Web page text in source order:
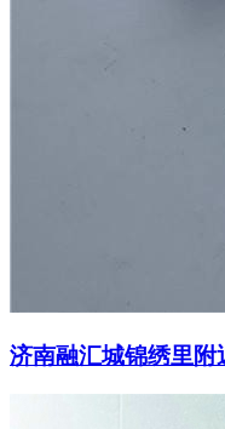
济南融汇城锦绣里